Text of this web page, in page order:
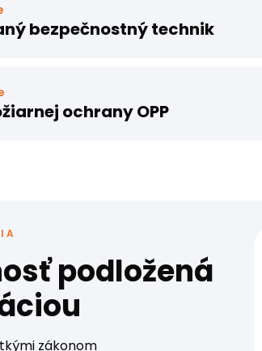
bezpečnostný technik
ochrany OPP
podložená
zákonom